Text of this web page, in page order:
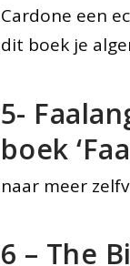
Cardone een
dit boek je
5-
boek
naar meer
6 – The